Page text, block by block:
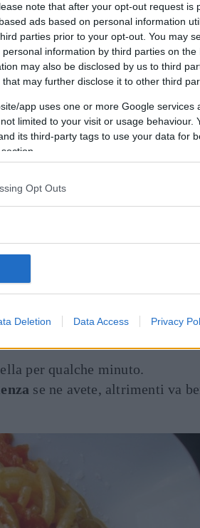
note that after your opt-out request is
ads based on personal information
parties prior to your opt-out. You may
information by third parties on the
may also be disclosed by us to third
that may further disclose it to other third
app uses one or more Google services
limited to your visit or usage behaviour.
its third-party tags to use your data for
Opt Outs
Deletion Data Access Privacy
lasciarlo o toglierlo)
per 10/15 minuti, salate.
per qualche minuto.
se ne avete, altrimenti va